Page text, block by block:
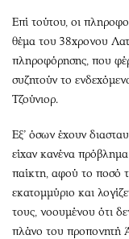
Επί τούτου, οι
θέμα του 38χρονου
πληροφόρησης, που
συζητούν το
Τζούνιορ.
Εξ’ όσων έχουν
είχαν κανένα
παίκτη, αφού το ποσό
εκατομμύριο και
τους, νοουμένου ότι
πλάνο του προπονητή